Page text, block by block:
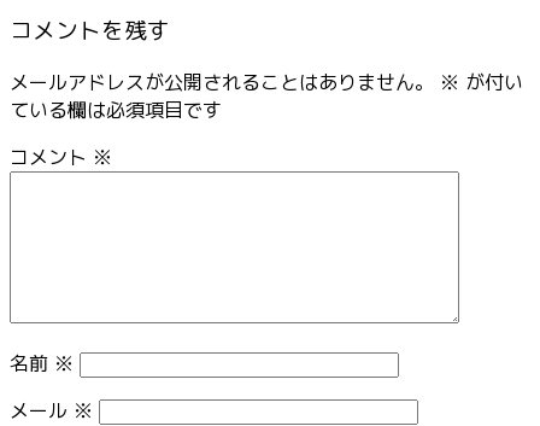
コメントを残す
メールアドレスが公開されることはありません。 ※ が付い
ている欄は必須項目です
コメント ※
名前 ※
メール ※